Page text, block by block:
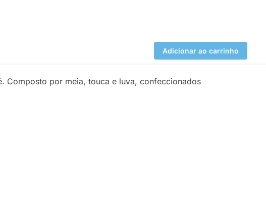
Adicionar ao carrinho
por meia, touca e luva, confeccionados